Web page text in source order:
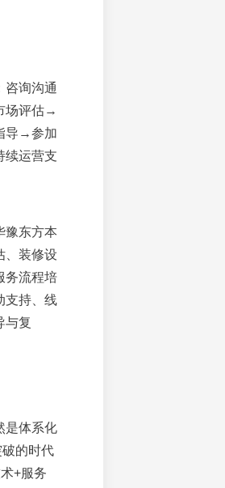
咨询沟通
场评估→
导→参加
运营支
豫东方本
、装修设
务流程培
支持、线
与复
是体系化
的时代
+服务